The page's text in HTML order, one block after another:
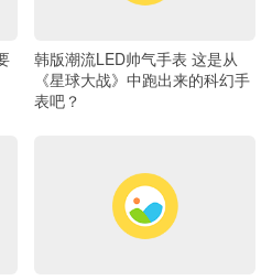
韩版潮流LED帅气手表 这是从
《星球大战》中跑出来的科幻手
表吧？